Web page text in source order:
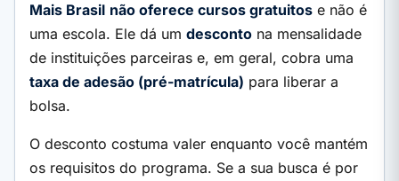
Mais Brasil não oferece cursos gratuitos e não é
uma escola. Ele dá um desconto na mensalidade
de instituições parceiras e, em geral, cobra uma
taxa de adesão (pré-matrícula) para liberar a
bolsa.
O desconto costuma valer enquanto você mantém
os requisitos do programa. Se a sua busca é por